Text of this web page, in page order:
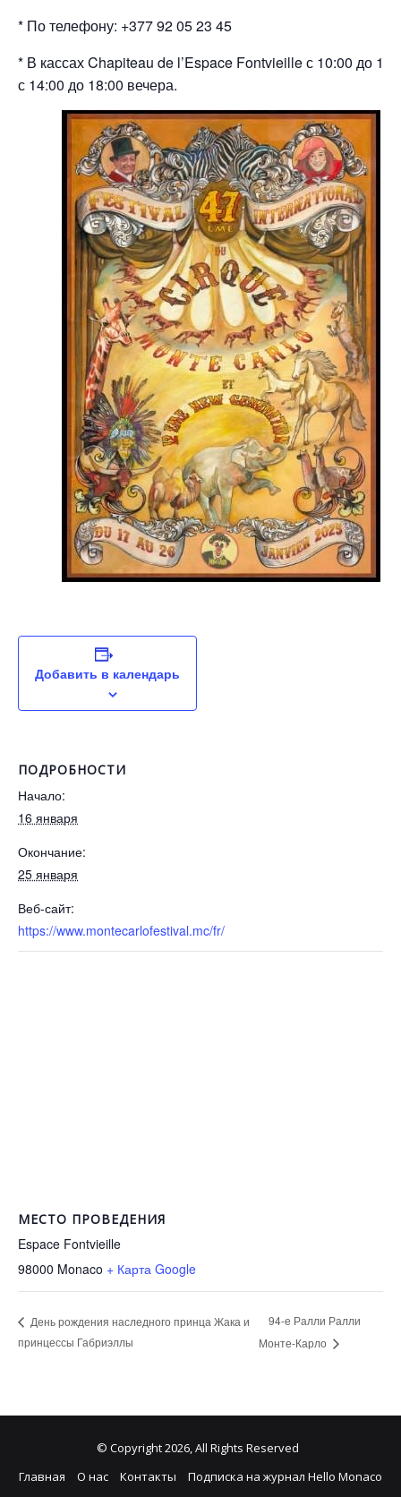
* По телефону: +377 92 05 23 45
* В кассах Chapiteau de l’Espace Fontvieille с 10:00 до
с 14:00 до 18:00 вечера.
Добавить в календарь
ПОДРОБНОСТИ
Начало:
16 января
Окончание:
25 января
Веб-сайт:
https://www.montecarlofestival.mc/fr/
МЕСТО ПРОВЕДЕНИЯ
Espace Fontvieille
98000 Monaco + Карта Google
День рождения наследного принца Жака и
принцессы Габриэллы
94-е Ралли Ралли
Монте-Карло
© Copyright 2026, All Rights Reserved
Главная
О нас Контакты Подписка на журнал Hello Monaco